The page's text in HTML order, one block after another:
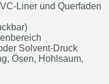
Liner und Querfaden
Solvent-Druck
Ösen, Hohlsaum,